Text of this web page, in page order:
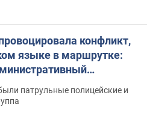
конфликт,
языке в маршрутке:
патрульные полицейские и